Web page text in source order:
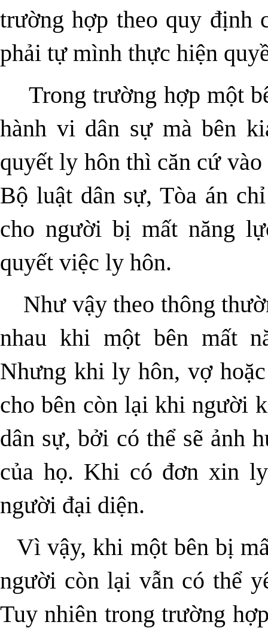
trường hợp theo quy định
phải tự mình thực hiện
Trong trường hợp một
hành vi dân sự mà bên
quyết ly hôn thì căn cứ
Bộ luật dân sự, Tòa án
cho người bị mất năng
quyết việc ly hôn.
Như vậy theo thông
nhau khi một bên mất
Nhưng khi ly hôn, vợ
cho bên còn lại khi người
dân sự, bởi có thể sẽ ảnh
của họ. Khi có đơn xin
người đại diện.
Vì vậy, khi một bên bị
người còn lại vẫn có thể
Tuy nhiên trong trường